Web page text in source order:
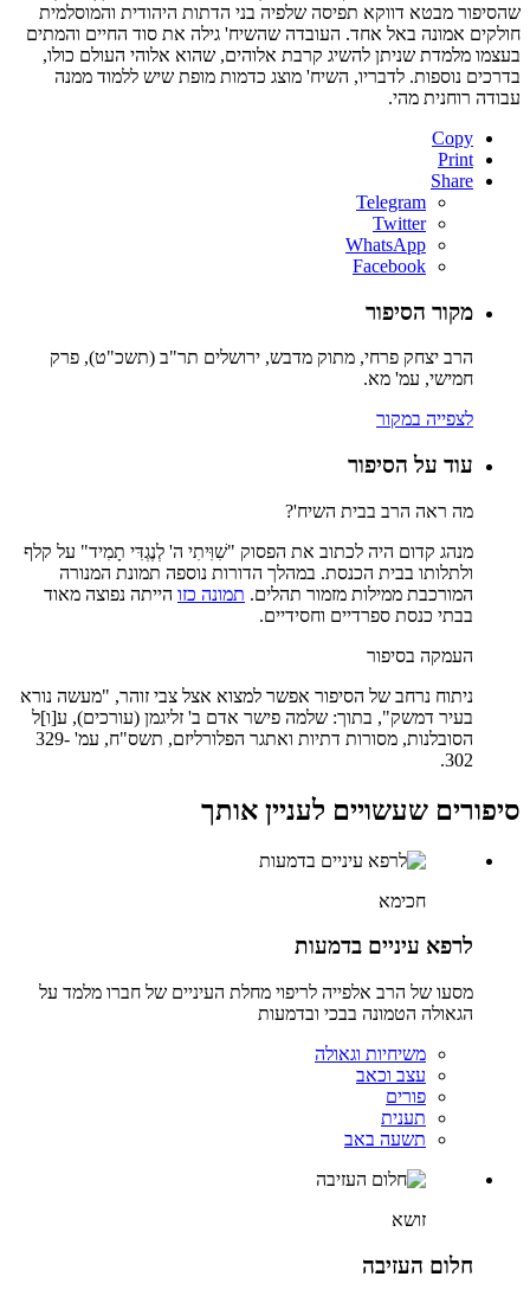
שהסיפור מבטא דווקא תפיסה שלפיה בני הדתות היהודית והמוסלמית
חולקים אמונה באל אחד. העובדה שהשיח' גילה את סוד החיים והמתים
בעצמו מלמדת שניתן להשיג קרבת אלוהים, שהוא אלוהי העולם כולו,
בדרכים נוספות. לדבריו, השיח' מוצג כדמות מופת שיש ללמוד ממנה
עבודה רוחנית מהי.
Copy
Print
Share
Telegram
Twitter
WhatsApp
Facebook
מקור הסיפור
הרב יצחק פרחי, מתוק מדבש, ירושלים תר"ב (תשכ"ט), פרק
חמישי, עמ' מא.
לצפייה במקור
עוד על הסיפור
מה ראה הרב בבית השיח'?
מנהג קדום היה לכתוב את הפסוק "שִׁוִּיתִי ה' לְנֶגְדִּי תָמִיד" על קלף
ולתלותו בבית הכנסת. במהלך הדורות נוספה תמונת המנורה
המורכבת ממילות מזמור תהלים. תמונה כזו הייתה נפוצה מאוד
בבתי כנסת ספרדיים וחסידיים.
העמקה בסיפור
ניתוח נרחב של הסיפור אפשר למצוא אצל צבי זוהר, "מעשה נורא
בעיר דמשק", בתוך: שלמה פישר אדם ב' זליגמן (עורכים), ע[ו]ל
הסובלנות, מסורות דתיות ואתגר הפלורליזם, תשס"ח, עמ' 329-
302.
סיפורים שעשויים לעניין אותך
חכימא
לרפא עיניים בדמעות
מסעו של הרב אלפייה לריפוי מחלת העיניים של חברו מלמד על
הגאולה הטמונה בבכי ובדמעות
משיחיות וגאולה
עצב וכאב
פורים
תענית
תשעה באב
זושא
חלום העזיבה